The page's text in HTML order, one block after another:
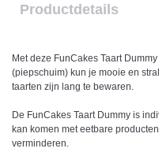
Productdetails
Met deze FunCakes Taart
(piepschuim) kun je mooie en
taarten zijn lang te bewaren.
De FunCakes Taart Dummy is
kan komen met eetbare
verminderen.